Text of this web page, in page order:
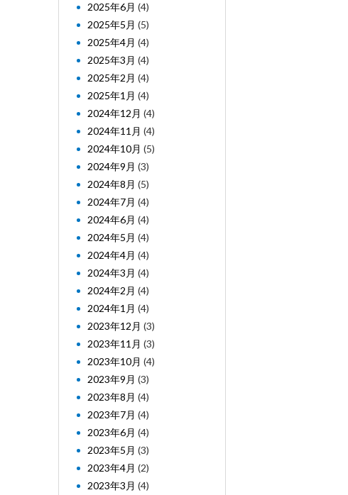
2025年6月 (4)
2025年5月 (5)
2025年4月 (4)
2025年3月 (4)
2025年2月 (4)
2025年1月 (4)
2024年12月 (4)
2024年11月 (4)
2024年10月 (5)
2024年9月 (3)
2024年8月 (5)
2024年7月 (4)
2024年6月 (4)
2024年5月 (4)
2024年4月 (4)
2024年3月 (4)
2024年2月 (4)
2024年1月 (4)
2023年12月 (3)
2023年11月 (3)
2023年10月 (4)
2023年9月 (3)
2023年8月 (4)
2023年7月 (4)
2023年6月 (4)
2023年5月 (3)
2023年4月 (2)
2023年3月 (4)